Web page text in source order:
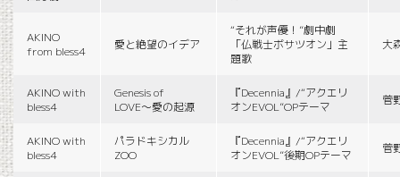
AKINO
from bless4
愛と絶望のイデア
“それが声優！”劇中劇
「仏戦士ボサツオン」主
題歌
大
AKINO with
bless4
Genesis of
LOVE〜愛の起源
『Decennia』/“アクエリ
オンEVOL”OPテーマ
菅
AKINO with
bless4
パラドキシカル
ZOO
『Decennia』/“アクエリ
オンEVOL”後期OPテーマ
菅